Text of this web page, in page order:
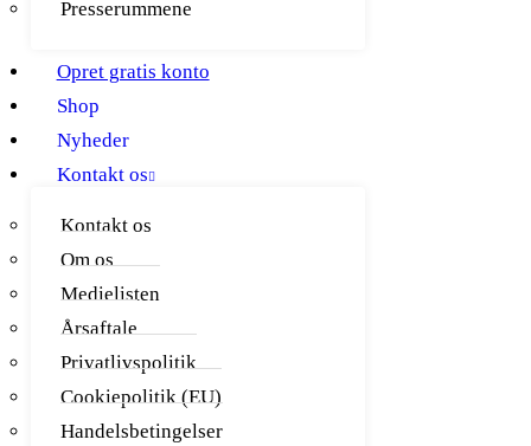
Presserummene
Opret gratis konto
Shop
Nyheder
Kontakt os
Kontakt os
Om os
Medielisten
Årsaftale
Privatlivspolitik
Cookiepolitik (EU)
Handelsbetingelser